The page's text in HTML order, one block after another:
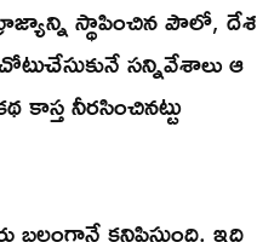
స్థాపించిన పౌలో, దేశ
సన్నివేశాలు ఆ
కాస్త నీరసించినట్టు